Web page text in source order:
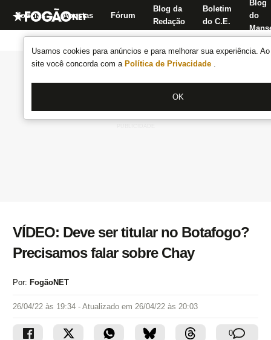
Usamos cookies para anúncios e para melhorar sua experiência.
site você concorda com a Política de Privacidade .
OK
Notícias Apostas Fórum
Blog da
Redação
Boletim
do C.E.
Blog
do
VÍDEO: Deve ser titular no Botafogo?
Precisamos falar sobre Chay
Por: FogãoNET
26/04/22 às 19:34 - Atualizado em 26/04/22 às 20:03
0